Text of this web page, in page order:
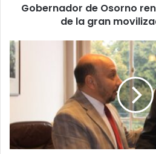
gran
8M
Gobernador de Osorno
de la gran
ESSAL
analiza
hacerse
de
sanitarias
en